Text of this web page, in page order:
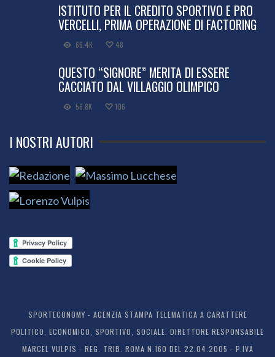
ISTITUTO PER IL CREDITO SPORTIVO E PRO
VERCELLI, PRIMA OPERAZIONE DI FACTORING
66.4K 48
QUESTO “SIGNORE” MERITA DI ESSERE
CACCIATO DAL VILLAGGIO OLIMPICO
56.8K 106
I NOSTRI AUTORI
SPORTECONOMY - AGENZIA STAMPA TELEMATICA A CARATTERE
POLITICO, ECONOMICO, SPORTIVO, SOCIALE. DIRETTORE RESPONSABILE
MARCEL VULPIS - REG. TRIB. ROMA N.160 DEL 22.04.2005 - P.IVA